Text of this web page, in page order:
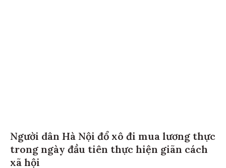
Người dân Hà Nội đổ xô đi mua lương thực
trong ngày đầu tiên thực hiện giãn cách
xã hội